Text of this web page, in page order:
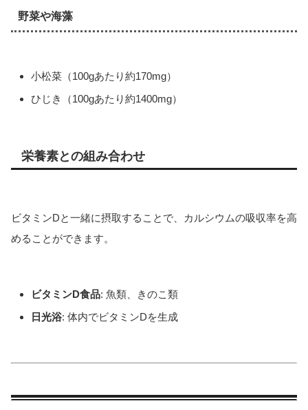
野菜や海藻
小松菜（100gあたり約170mg）
ひじき（100gあたり約1400mg）
栄養素との組み合わせ
ビタミンDと一緒に摂取することで、カルシウムの吸収率を高
めることができます。
ビタミンD食品: 魚類、きのこ類
日光浴: 体内でビタミンDを生成